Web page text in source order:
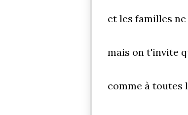
et les familles
mais on t'invite
comme à toutes